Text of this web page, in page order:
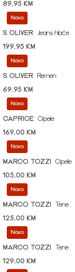
89,95 KM
Novo
S.OLIVER
Jeans hlače
199,95 KM
Novo
S.OLIVER
Remen
69,95 KM
Novo
CAPRICE Cipele
169,00 KM
Novo
MARCO TOZZI
Cipele
105,00 KM
Novo
MARCO TOZZI
Tene
125,00 KM
Novo
MARCO TOZZI
Tene
129,00 KM